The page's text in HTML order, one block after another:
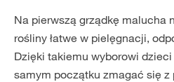
Na pierwszą grządkę malucha
rośliny łatwe w pielęgnacji,
Dzięki takiemu wyborowi
samym początku zmagać się z